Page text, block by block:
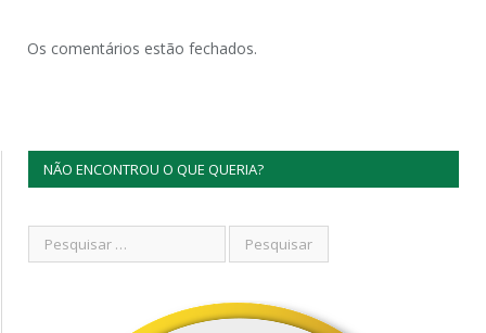
Os comentários estão fechados.
NÃO ENCONTROU O QUE QUERIA?